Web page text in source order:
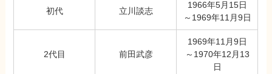
初代 立川談志
1966年5月15日
～1969年11月9日
2代目 前田武彦
1969年11月9日
～1970年12月13
日